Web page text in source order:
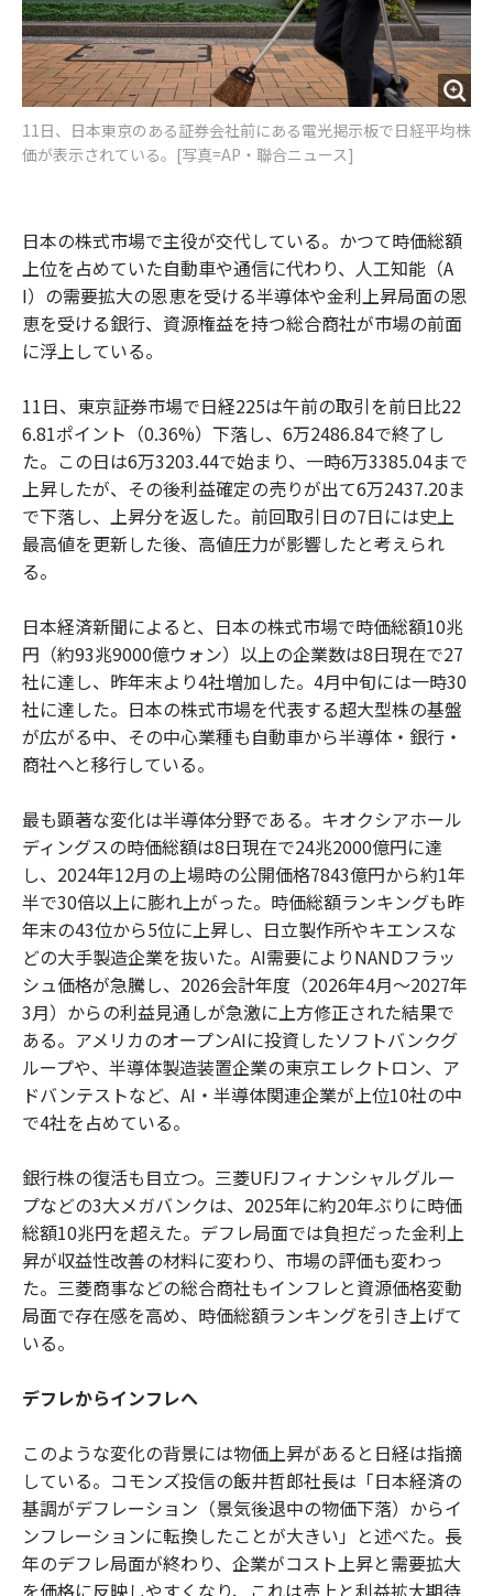
11日、日本東京のある証券会社前にある電光掲示板で日経平均株
価が表示されている。[写真=AP・聯合ニュース]
日本の株式市場で主役が交代している。かつて時価総額
上位を占めていた自動車や通信に代わり、人工知能（A
I）の需要拡大の恩恵を受ける半導体や金利上昇局面の恩
恵を受ける銀行、資源権益を持つ総合商社が市場の前面
に浮上している。
11日、東京証券市場で日経225は午前の取引を前日比22
6.81ポイント（0.36%）下落し、6万2486.84で終了し
た。この日は6万3203.44で始まり、一時6万3385.04まで
上昇したが、その後利益確定の売りが出て6万2437.20ま
で下落し、上昇分を返した。前回取引日の7日には史上
最高値を更新した後、高値圧力が影響したと考えられ
る。
日本経済新聞によると、日本の株式市場で時価総額10兆
円（約93兆9000億ウォン）以上の企業数は8日現在で27
社に達し、昨年末より4社増加した。4月中旬には一時30
社に達した。日本の株式市場を代表する超大型株の基盤
が広がる中、その中心業種も自動車から半導体・銀行・
商社へと移行している。
最も顕著な変化は半導体分野である。キオクシアホール
ディングスの時価総額は8日現在で24兆2000億円に達
し、2024年12月の上場時の公開価格7843億円から約1年
半で30倍以上に膨れ上がった。時価総額ランキングも昨
年末の43位から5位に上昇し、日立製作所やキエンスな
どの大手製造企業を抜いた。AI需要によりNANDフラッ
シュ価格が急騰し、2026会計年度（2026年4月～2027年
3月）からの利益見通しが急激に上方修正された結果で
ある。アメリカのオープンAIに投資したソフトバンクグ
ループや、半導体製造装置企業の東京エレクトロン、ア
ドバンテストなど、AI・半導体関連企業が上位10社の中
で4社を占めている。
銀行株の復活も目立つ。三菱UFJフィナンシャルグルー
プなどの3大メガバンクは、2025年に約20年ぶりに時価
総額10兆円を超えた。デフレ局面では負担だった金利上
昇が収益性改善の材料に変わり、市場の評価も変わっ
た。三菱商事などの総合商社もインフレと資源価格変動
局面で存在感を高め、時価総額ランキングを引き上げて
いる。
デフレからインフレへ
このような変化の背景には物価上昇があると日経は指摘
している。コモンズ投信の飯井哲郎社長は「日本経済の
基調がデフレーション（景気後退中の物価下落）からイ
ンフレーションに転換したことが大きい」と述べた。長
年のデフレ局面が終わり、企業がコスト上昇と需要拡大
を価格に反映しやすくなり、これは売上と利益拡大期待